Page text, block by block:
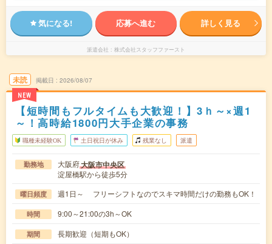
気になる! 応募へ進む 詳しく見る
派遣会社 株式会社スタッフファースト
未読
NEW
掲載日 2026/08/07
【短時間もフルタイムも大歓迎！】3ｈ～×週1
～！高時給1800円大手企業の事務
職種未経験OK 土日祝日が休み 残業なし 派遣
勤務地 大阪府大阪市中央区
淀屋橋駅から徒歩5分
曜日頻度 週1日～ フリーシフトなのでスキマ時間だけの勤務もOK！
時間 9:00～21:00の3h～OK
期間 長期歓迎（短期もOK）